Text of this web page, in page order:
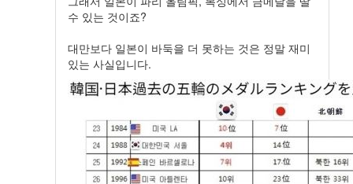
수 있는 것이죠?
대만보다 일본이 바둑을 더 못하는 것은 정말 재미
있는 사실입니다.